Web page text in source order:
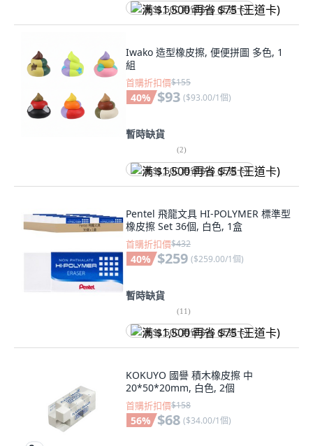
满 $1,500 再省 $75 (王道卡)
Iwako 造型橡皮擦, 便便拼圖 多色, 1
組
首購折扣價$155
40% $93 ($93.00/1個)
暫時缺貨
(2)
满 $1,500 再省 $75 (王道卡)
Pentel 飛龍文具 HI-POLYMER 標準型
橡皮擦 Set 36個, 白色, 1盒
首購折扣價$432
40% $259 ($259.00/1個)
暫時缺貨
(11)
满 $1,500 再省 $75 (王道卡)
KOKUYO 國譽 積木橡皮擦 中
20*50*20mm, 白色, 2個
首購折扣價$158
56% $68 ($34.00/1個)